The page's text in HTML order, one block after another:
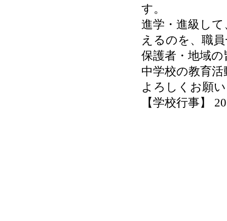
す。
進学・進級し
えるのを、職
保護者・地域
中学校の教育
よろしくお願
【学校行事】